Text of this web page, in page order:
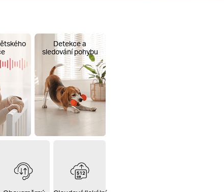
Detekce a
sledování pohybu